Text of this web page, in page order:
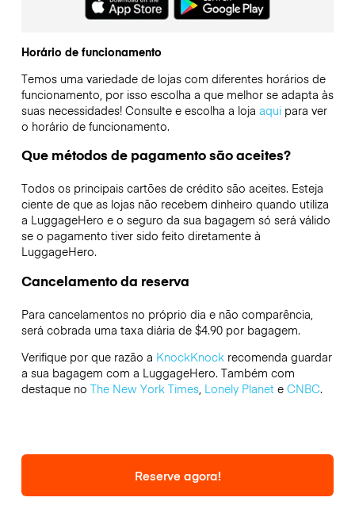
Horário de funcionamento
Temos uma variedade de lojas com diferentes horários de
funcionamento, por isso escolha a que melhor se adapta às
suas necessidades! Consulte e escolha a loja aquipara ver
o horário de funcionamento.
Que métodos de pagamento são aceites?
Todos os principais cartões de crédito são aceites. Esteja
ciente de que as lojas não recebem dinheiro quando utiliza
a LuggageHero e o seguro da sua bagagem só será válido
se o pagamento tiver sido feito diretamente à
LuggageHero.
Cancelamento da reserva
Para cancelamentos no próprio dia e não comparência,
será cobrada uma taxa diária de $4.90 por bagagem.
Verifique por que razão a KnockKnockrecomenda guardar
a sua bagagem com a LuggageHero. Também com
destaque no The New York Times, Lonely Planete CNBC.
Reserve agora!